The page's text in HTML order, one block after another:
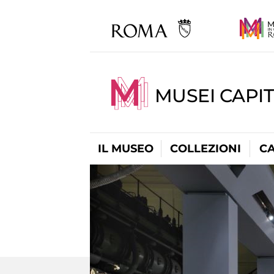
MUSEI
IL MUSEO COLLEZIONI